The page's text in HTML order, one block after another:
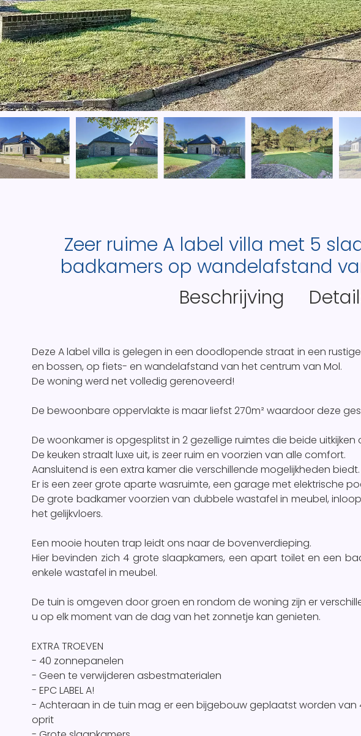
Zeer ruime A label villa met 5
badkamers op wandelafstand
Beschrijving
Deze A label villa is gelegen in een doodlopende straat in een
en bossen, op fiets- en wandelafstand van het centrum van Mol.
De woning werd net volledig gerenoveerd!
De bewoonbare oppervlakte is maar liefst 270m² waardoor deze
De woonkamer is opgesplitst in 2 gezellige ruimtes die beide uitkijken
De keuken straalt luxe uit, is zeer ruim en voorzien van alle comfort.
Aansluitend is een extra kamer die verschillende mogelijkheden biedt.
Er is een zeer grote aparte wasruimte, een garage met elektrische
De grote badkamer voorzien van dubbele wastafel in meubel,
het gelijkvloers.
Een mooie houten trap leidt ons naar de bovenverdieping.
Hier bevinden zich 4 grote slaapkamers, een apart toilet en een
enkele wastafel in meubel.
De tuin is omgeven door groen en rondom de woning zijn er
u op elk moment van de dag van het zonnetje kan genieten.
EXTRA TROEVEN
- 40 zonnepanelen
- Geen te verwijderen asbestmaterialen
- EPC LABEL A!
- Achteraan in de tuin mag er een bijgebouw geplaatst worden van
oprit